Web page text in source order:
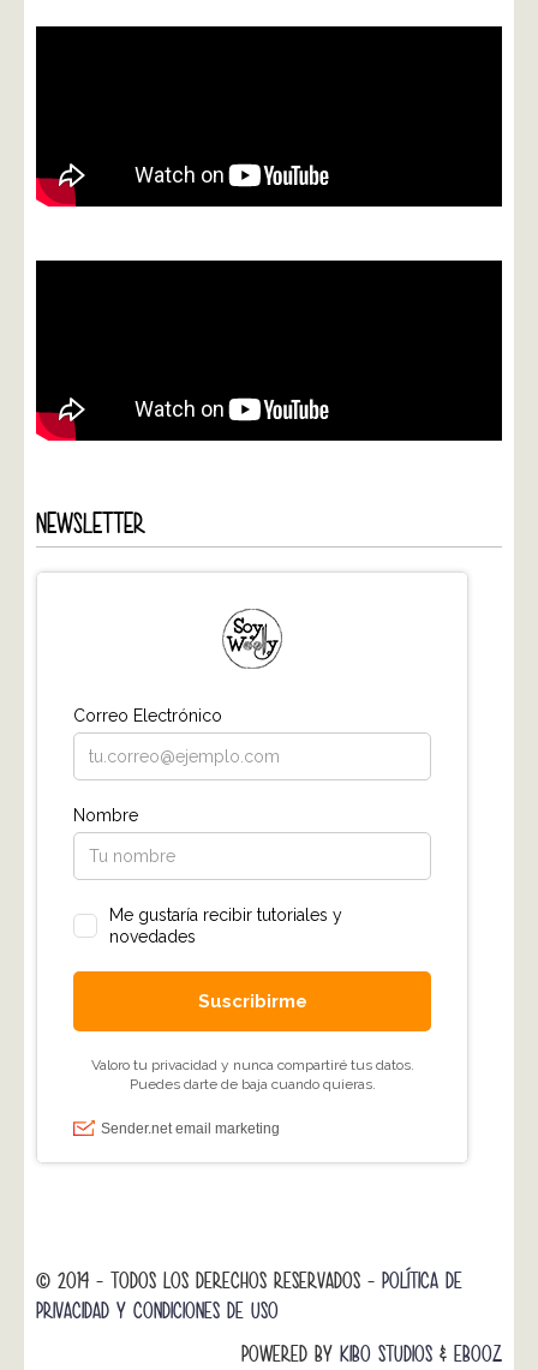
NEWSLETTER
© 2014 - TODOS LOS DERECHOS RESERVADOS - POLÍTICA DE
PRIVACIDAD Y CONDICIONES DE USO
POWERED BY KIBO STUDIOS & EBOOZ